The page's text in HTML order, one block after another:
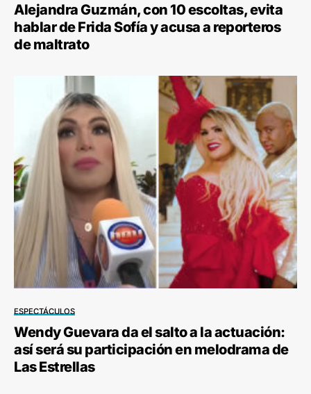
Alejandra Guzmán, con 10 escoltas, evita
hablar de Frida Sofía y acusa a reporteros
de maltrato
ESPECTÁCULOS
Wendy Guevara da el salto a la actuación:
así será su participación en melodrama de
Las Estrellas